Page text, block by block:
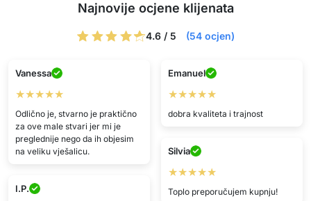
Najnovije ocjene klijenata
4.6 / 5 (54 ocjen)
Vanessa
★★★★★
Odlično je, stvarno je praktično
za ove male stvari jer mi je
preglednije nego da ih objesim
na veliku vješalicu.
Emanuel
★★★★★
dobra kvaliteta i trajnost
Silvia
★★★★★
Toplo preporučujem kupnju!
I.P.